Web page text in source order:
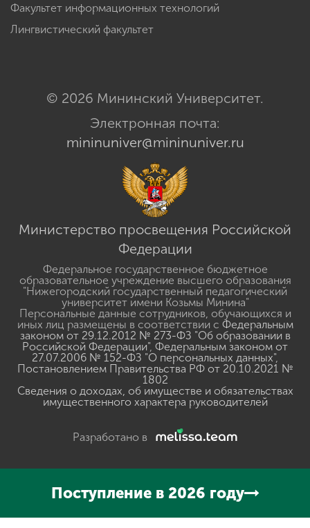
Факультет информационных технологий
Лингвистический факультет
© 2026 Мининский Университет.
Электронная почта:
mininuniver@mininuniver.ru
Министерство просвещения Российской
Федерации
Федеральное государственное бюджетное
образовательное учреждение высшего образования
"Нижегородский государственный педагогический
университет имени Козьмы Минина"
Персональные данные сотрудников, обучающихся и
иных лиц размещены в соответствии с Федеральным
законом от 29.12.2012 № 273-ФЗ "Об образовании в
Российской Федерации", Федеральным законом от
27.07.2006 № 152-ФЗ "О персональных данных",
Постановлением Правительства РФ от 20.10.2021 №
1802
Сведения о доходах, об имуществе и обязательствах
имущественного характера руководителей
Разработано в
Поступление в 2026 году